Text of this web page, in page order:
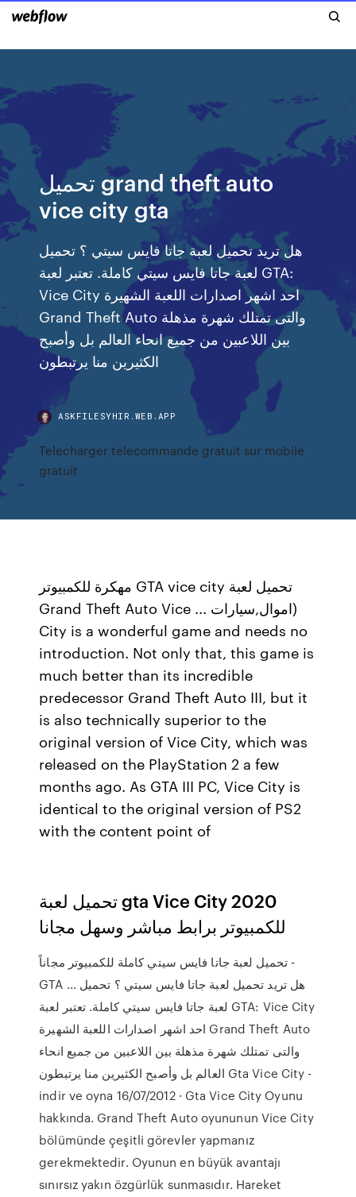
تحميل grand theft auto
vice city gta
هل تريد تحميل لعبة جاتا فايس سيتي ؟ تحميل
لعبة جاتا فايس سيتي كاملة. تعتبر لعبة GTA:
Vice City احد اشهر اصدارات اللعبة الشهيرة
Grand Theft Auto والتى تمتلك شهرة مذهلة
بين اللاعبين من جميع انحاء العالم بل وأصبح
الكثيرين منا يرتبطون
ASKFILESYHIR.WEB.APP
Telecharger telecommande gratuit sur mobile
gratuit
‫تحميل لعبة GTA vice city مهكرة للكمبيوتر
(اموال,سيارات ... Grand Theft Auto Vice
City is a wonderful game and needs no
introduction. Not only that, this game is
much better than its incredible
predecessor Grand Theft Auto III, but it
is also technically superior to the
original version of Vice City, which was
released on the PlayStation 2 a few
months ago. As GTA III PC, Vice City is
identical to the original version of PS2
with the content point of
تحميل لعبة gta Vice City 2020
للكمبيوتر برابط مباشر وسهل مجانا
تحميل لعبة جاتا فايس سيتي كاملة للكمبيوتر مجاناً -
GTA ... هل تريد تحميل لعبة جاتا فايس سيتي ؟ تحميل
لعبة جاتا فايس سيتي كاملة. تعتبر لعبة GTA: Vice City
احد اشهر اصدارات اللعبة الشهيرة Grand Theft Auto
والتى تمتلك شهرة مذهلة بين اللاعبين من جميع انحاء
العالم بل وأصبح الكثيرين منا يرتبطون Gta Vice City -
indir ve oyna 16/07/2012 · Gta Vice City Oyunu
hakkında. Grand Theft Auto oyununun Vice City
bölümünde çeşitli görevler yapmanız
gerekmektedir. Oyunun en büyük avantajı
sınırsız yakın özgürlük sunmasıdır. Hareket